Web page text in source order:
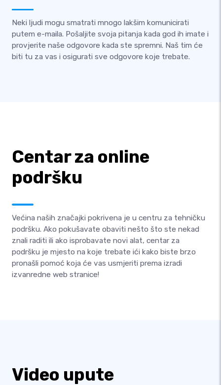
Neki ljudi mogu smatrati mnogo lakšim komunicirati
putem e-maila. Pošaljite svoja pitanja kada god ih imate i
provjerite naše odgovore kada ste spremni. Naš tim će
biti tu za vas i osigurati sve odgovore koje trebate.
Centar za online
podršku
Većina naših značajki pokrivena je u centru za tehničku
podršku. Ako pokušavate obaviti nešto što ste nekad
znali raditi ili ako isprobavate novi alat, centar za
podršku je mjesto na koje trebate ići kako biste brzo
pronašli pomoć koja će vas usmjeriti prema izradi
izvanredne web stranice!
Video upute